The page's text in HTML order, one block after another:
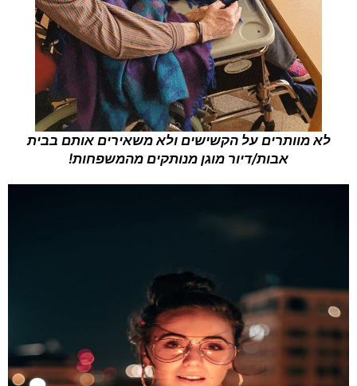
לא מוותרים על הקשישים ולא משאירים אותם בבית
אבות/דיור מוגן מנותקים מהמשפחות!